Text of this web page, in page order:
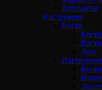
Типсорезы
Инструмент
Кисти
Кисти
Дотс